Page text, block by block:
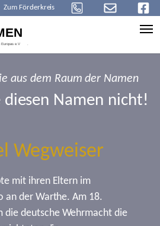
Zum Förderkreis
aus dem Raum der Namen
diesen Namen nicht!
Wegweiser
mit ihren Eltern im
an der Warthe. Am 18.
die deutsche Wehrmacht die